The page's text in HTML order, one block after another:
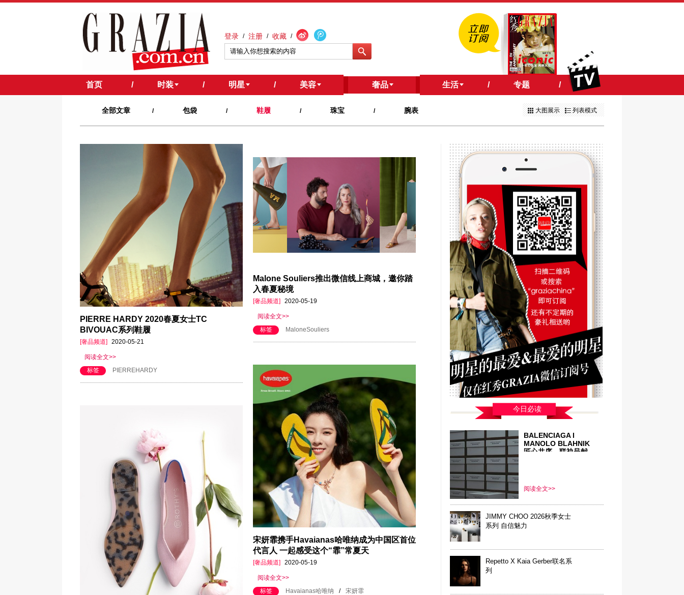
登录 / 注册 / 收藏 /
首页 / 时装 / 明星 / 美容 奢品 生活 / 专题 /
全部文章 / 包袋 / 鞋履 / 珠宝 / 腕表 大图展示 列表模式
PIERRE HARDY 2020春夏女士TC
BIVOUAC系列鞋履
[奢品频道] 2020-05-21
阅读全文>>
标签
PIERREHARDY
Malone Souliers推出微信线上商城，邀你踏
入春夏秘境
[奢品频道] 2020-05-19
阅读全文>>
标签
MaloneSouliers
宋妍霏携手Havaianas哈唯纳成为中国区首位
代言人 一起感受这个“霏”常夏天
[奢品频道] 2020-05-19
阅读全文>>
标签
Havaianas哈唯纳 / 宋妍霏
今日必读
BALENCIAGA I
MANOLO BLAHNIK
匠心共序，联袂呈献
阅读全文>>
JIMMY CHOO 2026秋季女士
系列 自信魅力
Repetto X Kaia Gerber联名系
列